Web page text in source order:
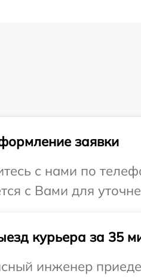
заявки
с нами по
с Вами для
курьера за 35
инженер